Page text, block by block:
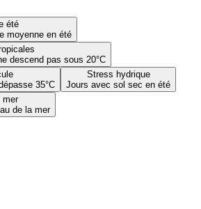
été
moyenne en été
descend pas sous 20°C
35°C
Stress hydrique
Jours avec sol sec en été
mer
de la mer